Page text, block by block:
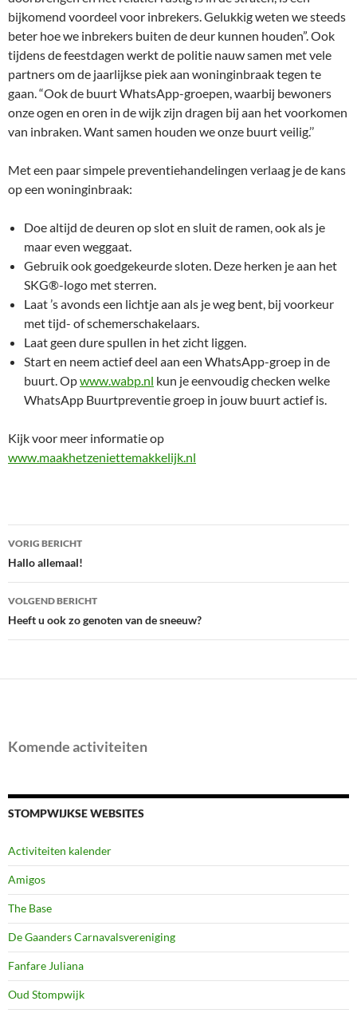
bijkomend voordeel voor inbrekers. Gelukkig weten we steeds
beter hoe we inbrekers buiten de deur kunnen houden”. Ook
tijdens de feestdagen werkt de politie nauw samen met vele
partners om de jaarlijkse piek aan woninginbraak tegen te
gaan. “Ook de buurt WhatsApp-groepen, waarbij bewoners
onze ogen en oren in de wijk zijn dragen bij aan het voorkomen
van inbraken. Want samen houden we onze buurt veilig.’’
Met een paar simpele preventiehandelingen verlaag je de kans
op een woninginbraak:
Doe altijd de deuren op slot en sluit de ramen, ook als je
maar even weggaat.
Gebruik ook goedgekeurde sloten. Deze herken je aan het
SKG®-logo met sterren.
Laat ’s avonds een lichtje aan als je weg bent, bij voorkeur
met tijd- of schemerschakelaars.
Laat geen dure spullen in het zicht liggen.
Start en neem actief deel aan een WhatsApp-groep in de
buurt. Opwww.wabp.nl kun je eenvoudig checken welke
WhatsApp Buurtpreventie groep in jouw buurt actief is.
Kijk voor meer informatie op
www.maakhetzeniettemakkelijk.nl
Bericht
navigatie
VORIG BERICHT
Hallo allemaal!
VOLGEND BERICHT
Heeft u ook zo genoten van de sneeuw?
Komende activiteiten
STOMPWIJKSE WEBSITES
Activiteiten kalender
Amigos
The Base
De Gaanders Carnavalsvereniging
Fanfare Juliana
Oud Stompwijk